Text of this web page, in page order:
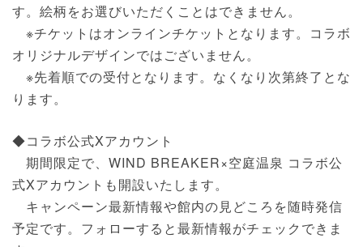
す。絵柄をお選びいただくことはできません。
※チケットはオンラインチケットとなります。コラボ
オリジナルデザインではございません。
※先着順での受付となります。なくなり次第終了とな
ります。
◆コラボ公式Xアカウント
期間限定で、WIND BREAKER×空庭温泉 コラボ公
式Xアカウントも開設いたします。
キャンペーン最新情報や館内の見どころを随時発信
予定です。フォローすると最新情報がチェックできま